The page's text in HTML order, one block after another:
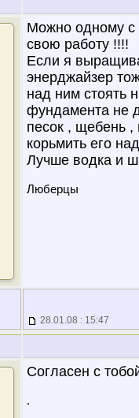
Можно одному с
свою работу !!!!
Если я
энерджайзер
над ним стоять
фундамента не
песок , щебень ,
корьмить его
Лучше водка и
Люберцы
28.01.08 : 15:47
Согласен с
.